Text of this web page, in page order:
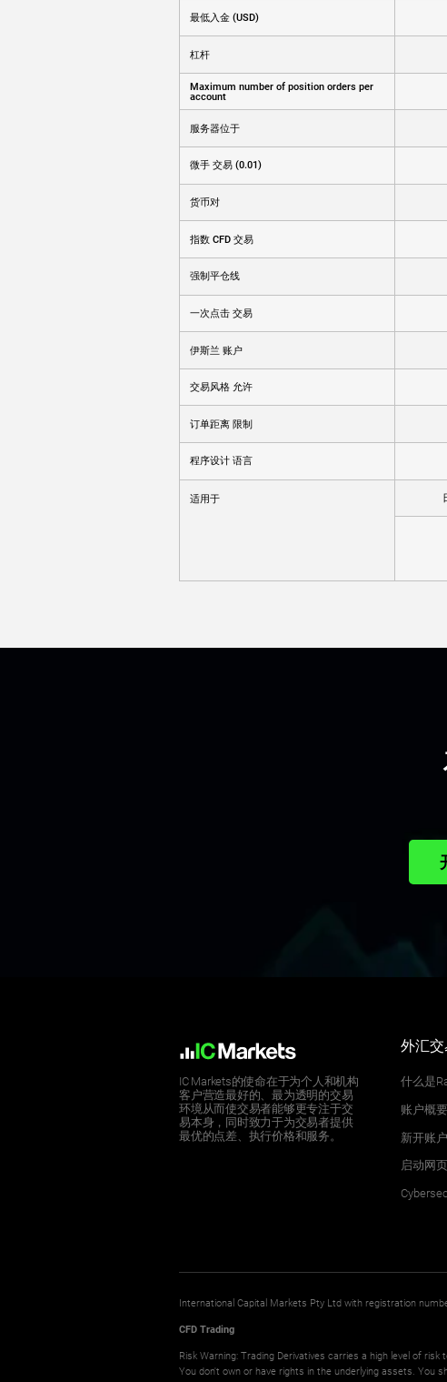
最低入金 (USD)
杠杆
Maximum number of position orders per
account
服务器位于
微手 交易 (0.01)
货币对
指数 CFD 交易
强制平仓线
一次点击 交易
伊斯兰 账户
交易风格 允许
订单距离 限制
程序设计 语言
适用于
IC Markets的使命在于为个人和机构
客户营造最好的、最为透明的交易
环境从而使交易者能够更专注于交
易本身，同时致力于为交易者提供
最优的点差、执行价格和服务。
外汇交
什么是
账户概要
新开账户
启动网
International Capital Markets Pty Ltd with registration
CFD Trading
Risk Warning: Trading Derivatives carries a high level of
You don't own or have rights in the underlying assets. You